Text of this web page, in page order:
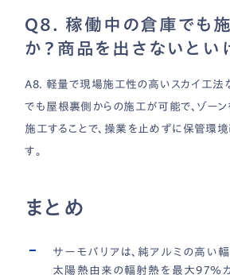
Q8. 稼働中の倉庫でも
か？商品を出さないとい
A8. 軽量で現場施工性の高いスカイ工法
でも屋根裏側からの施工が可能で、ゾー
施工することで、操業を止めずに保管環
す。
まとめ
サーモバリアは、純アルミの高い
太陽熱由来の輻射熱を最大97％カ